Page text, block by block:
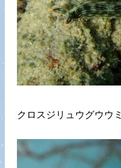
クロスジリュウグウウ